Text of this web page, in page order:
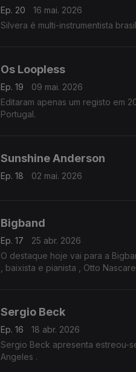
Ep. 20
16 mai. 2026
Silvera é multi-instrumentista
Os Loopless
Ep. 19
09 mai. 2026
Editaram apenas um registo em
Portugal.
Sunshine Anderson
Ep. 18 02 mai. 2026
Bigband
Ep. 17
25 abr. 2026
O destaque hoje vai para a
, baixista e pianista , Otto
Sergio Beck
Ep. 16
18 abr. 2026
Sergio Beck apresenta estreou-
Angeles .